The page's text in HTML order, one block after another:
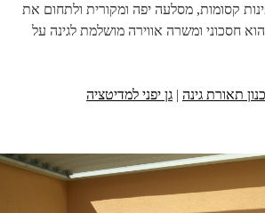
קסומות, מסלעה יפה ומקורית ולתחום את
ומשרה אווירה מושלמת לגינה על
תאורת גינה|גן יפני למדיטציה